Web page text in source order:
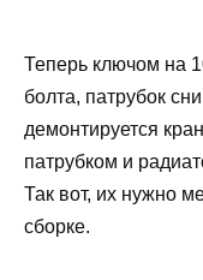
Теперь ключом на
болта, патрубок
демонтируется
патрубком и
Так вот, их нужно
сборке.